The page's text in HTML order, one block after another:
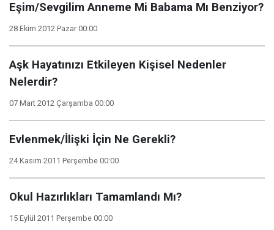
Eşim/Sevgilim Anneme Mi Babama Mı Benziyor?
28 Ekim 2012 Pazar 00:00
Aşk Hayatınızı Etkileyen Kişisel Nedenler
Nelerdir?
07 Mart 2012 Çarşamba 00:00
Evlenmek/İlişki İçin Ne Gerekli?
24 Kasım 2011 Perşembe 00:00
Okul Hazırlıkları Tamamlandı Mı?
15 Eylül 2011 Perşembe 00:00